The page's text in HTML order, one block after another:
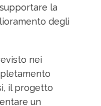
la
degli
nei
il progetto
un